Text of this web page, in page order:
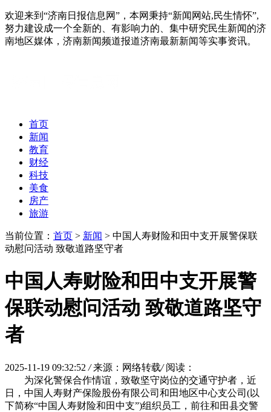
欢迎来到“济南日报信息网”，本网秉持“新闻网站,民生情怀”,
努力建设成一个全新的、有影响力的、集中研究民生新闻的济
南地区媒体，济南新闻频道报道济南最新新闻等实事资讯。
首页
新闻
教育
财经
科技
美食
房产
旅游
当前位置： 首页 > 新闻 > 中国人寿财险和田中支开展警保联
动慰问活动 致敬道路坚守者
中国人寿财险和田中支开展警
保联动慰问活动 致敬道路坚守
者
2025-11-19 09:32:52 / 来源：网络转载/ 阅读：
为深化警保合作情谊，致敬坚守岗位的交通守护者，近
日，中国人寿财产保险股份有限公司和田地区中心支公司(以
下简称“中国人寿财险和田中支”)组织员工，前往和田县交警